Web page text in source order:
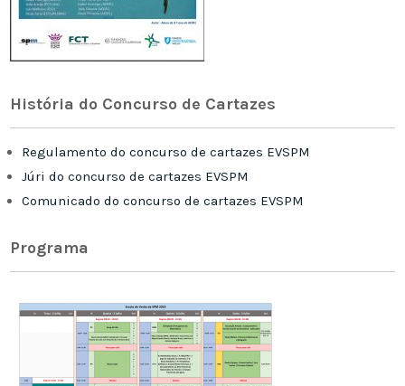
História do Concurso de Cartazes
Regulamento do concurso de cartazes EVSPM
Júri do concurso de cartazes EVSPM
Comunicado do concurso de cartazes EVSPM
Programa